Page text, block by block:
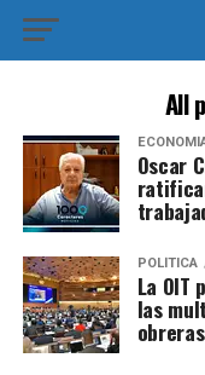
All
Oscar
POLÍTICA
La OIT
las
obreras